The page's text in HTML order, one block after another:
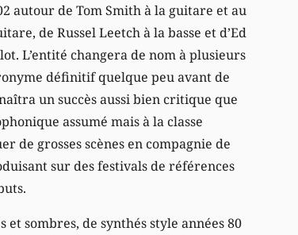
autour de Tom Smith à la guitare et au
de Russel Leetch à la basse et d’Ed
L’entité changera de nom à plusieurs
définitif quelque peu avant de
un succès aussi bien critique que
assumé mais à la classe
de grosses scènes en compagnie de
sur des festivals de références
sombres, de synthés style années 80